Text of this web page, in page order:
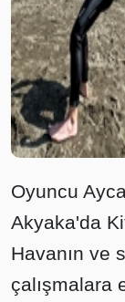
Oyuncu
Akyaka'da
Havanın ve
çalışmalara